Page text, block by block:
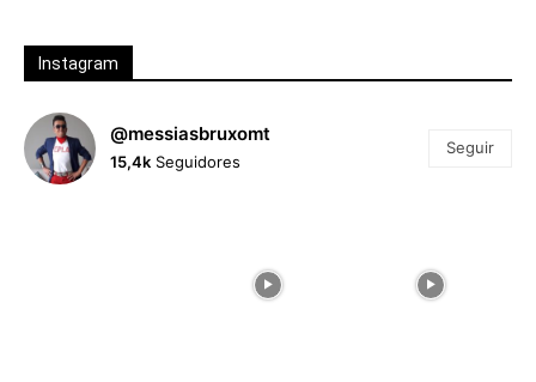
Instagram
@messiasbruxomt
15,4k Seguidores
Seguir